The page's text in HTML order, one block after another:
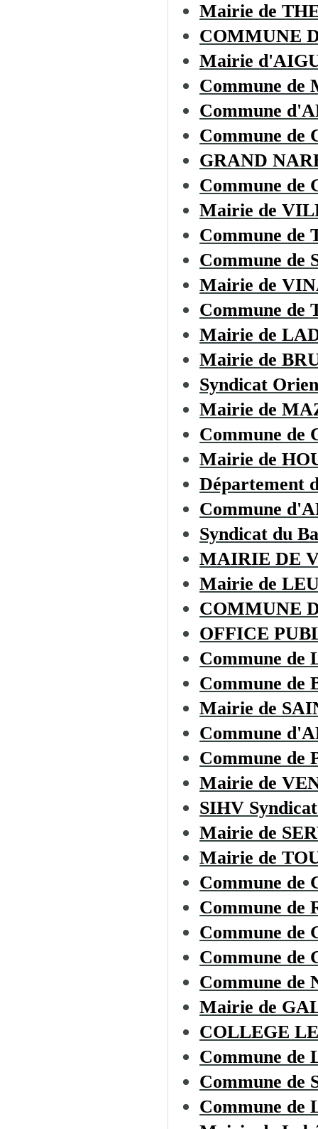
Mairie de
COMMUNE
Mairie
Commune de
Commune
Commune de
GRAND
Commune de
Mairie de
Commune de
Commune de
Mairie de
Commune de
Mairie de
Mairie de
Syndicat
Mairie de
Commune de
Mairie de
Département
Commune
Syndicat du
MAIRIE DE
Mairie de
COMMUNE
OFFICE
Commune de
Commune de
Mairie de
Commune
Commune de
Mairie de
SIHV
Mairie de
Mairie de
Commune de
Commune
Commune de
Commune de
Commune de
Mairie de
COLLEGE
Commune de
Commune de
Commune de